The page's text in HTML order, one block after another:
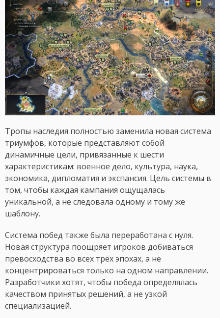
Тропы наследия полностью заменила новая система
триумфов, которые представляют собой
динамичные цели, привязанные к шести
характеристикам: военное дело, культура, наука,
экономика, дипломатия и экспансия. Цель системы в
том, чтобы каждая кампания ощущалась
уникальной, а не следовала одному и тому же
шаблону.
Система побед также была переработана с нуля.
Новая структура поощряет игроков добиваться
превосходства во всех трёх эпохах, а не
концентрироваться только на одном направлении.
Разработчики хотят, чтобы победа определялась
качеством принятых решений, а не узкой
специализацией.